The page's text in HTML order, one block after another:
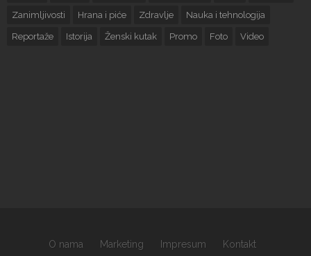
Zanimljivosti Hrana i piće Zdravlje Nauka i tehnologija
Reportaže Istorija Ženski kutak Promo Foto Video
O nama Marketing Impresum Kontakt